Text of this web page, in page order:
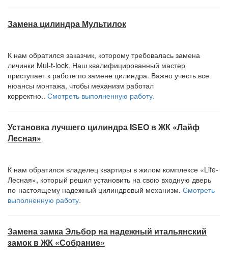
Замена цилиндра Мультилок
К нам обратился заказчик, которому требовалась замена
личинки Mul-t-lock. Наш квалифицированный мастер
приступает к работе по замене цилиндра. Важно учесть все
нюансы монтажа, чтобы механизм работал
корректно.. Смотреть выполненную работу.
Установка лучшего цилиндра ISEO в ЖК «Лайф
Лесная»
К нам обратился владелец квартиры в жилом комплексе «Life-
Лесная», который решил установить на свою входную дверь
по-настоящему надежный цилиндровый механизм. Смотреть
выполненную работу.
Замена замка Эльбор на надежный итальянский
замок в ЖК «Собрание»